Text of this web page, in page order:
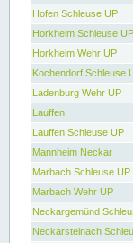
Hofen Schleuse UP
Horkheim Schleuse UP
Horkheim Wehr UP
Kochendorf Schleuse
Ladenburg Wehr UP
Lauffen
Lauffen Schleuse UP
Mannheim Neckar
Marbach Schleuse UP
Marbach Wehr UP
Neckargemünd
Neckarsteinach